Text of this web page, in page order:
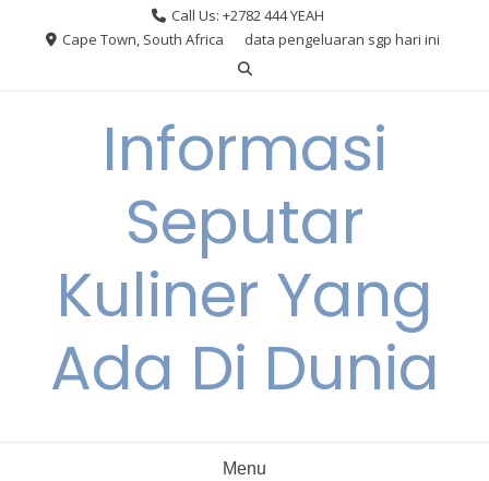
Call Us: +2782 444 YEAH
Cape Town, South Africa
data pengeluaran sgp hari ini
Informasi
Seputar
Kuliner Yang
Ada Di Dunia
Menu